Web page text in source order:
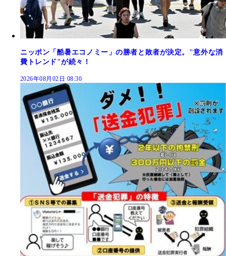
ニッポン「酷暑エコノミー」の勝者と敗者が決定。"意外な消
費トレンド"が続々！
2026年08月02日 08:30